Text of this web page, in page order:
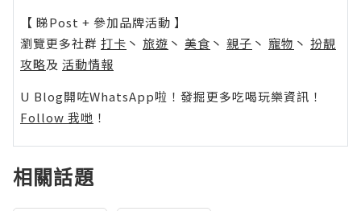
【 睇Post + 參加品牌活動 】
瀏覽更多社群 打卡 丶 旅遊 丶 美食 丶 親子 丶 寵物 丶 扮靚
攻略及 活動情報
U Blog開咗WhatsApp啦！發掘更多吃喝玩樂資訊！
Follow 我哋 ！
相關話題